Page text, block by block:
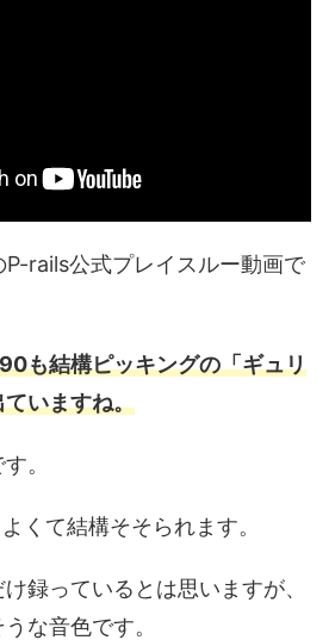
rails公式プレイスルー動画で
も結構ピッキングの「ギュリ
いますね。
。
くて結構そそられます。
録っているとは思いますが、
な音色です。